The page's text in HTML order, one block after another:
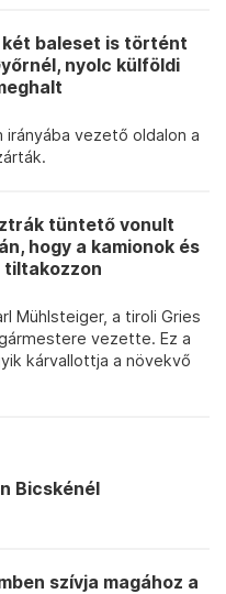
két baleset is történt
nyolc külföldi
irányába vezető oldalon a
tüntető vonult
hogy a kamionok és
Mühlsteiger, a tiroli Gries
vezette. Ez a
kárvallottja a növekvő
Bicskénél
szívja magához a